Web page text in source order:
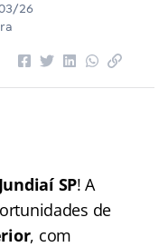
26
SP! A
de
, com